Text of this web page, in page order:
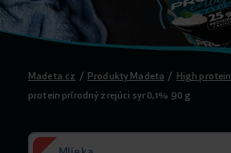
Madeta.cz / Produkty Madeta / High protein
protein prírodný zrejúci syr 0,1% 90 g